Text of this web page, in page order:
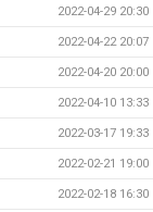
2022-04-29 20:30
2022-04-22 20:07
2022-04-20 20:00
2022-04-10 13:33
2022-03-17 19:33
2022-02-21 19:00
2022-02-18 16:30